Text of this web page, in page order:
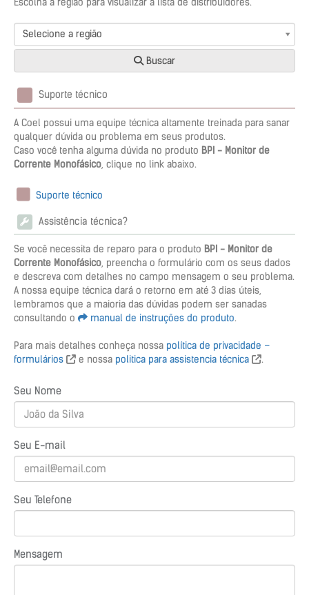
Selecione a região
Buscar
Suporte técnico
A Coel possui uma equipe técnica altamente treinada para sanar
qualquer dúvida ou problema em seus produtos.
Caso você tenha alguma dúvida no produto BPI - Monitor de
Corrente Monofásico, clique no link abaixo.
Suporte técnico
Assistência técnica?
Se você necessita de reparo para o produto BPI - Monitor de
Corrente Monofásico, preencha o formulário com os seus dados
e descreva com detalhes no campo mensagem o seu problema.
A nossa equipe técnica dará o retorno em até 3 dias úteis,
lembramos que a maioria das dúvidas podem ser sanadas
consultando o
manual de instruções do produto.
Para mais detalhes conheça nossa política de privacidade –
formulários
e nossa politica para assistencia técnica .
Seu Nome
Seu E-mail
Seu Telefone
Mensagem